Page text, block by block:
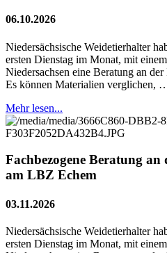
06.10.2026
Niedersächsische Weidetierhalter
ersten Dienstag im Monat, mit
Niedersachsen eine Beratung an
Es können Materialien verglichen,
Mehr lesen...
Fachbezogene Beratung
am LBZ Echem
03.11.2026
Niedersächsische Weidetierhalter
ersten Dienstag im Monat, mit